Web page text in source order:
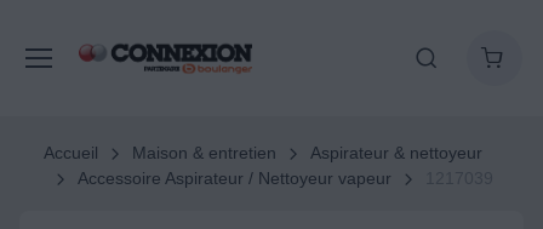
Accueil Maison & entretien
Aspirateur & nettoyeur
Accessoire Aspirateur / Nettoyeur vapeur